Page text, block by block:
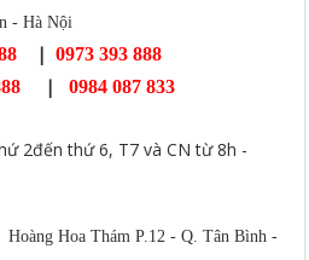
- Hà Nội
|
0973 393 888
| 0984 087 833
2đến thứ 6, T7 và CN từ 8h -
Hoàng Hoa Thám P.12 - Q. Tân Bình -